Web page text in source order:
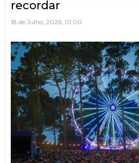
recordar
18 de Julho, 2026, 01:00